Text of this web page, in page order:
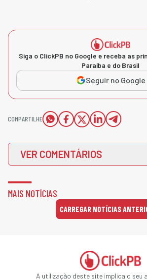
Siga o ClickPB no Google e receba as
Paraíba e do Brasil
Seguir no Google
COMPARTILHE
VER COMENTÁRIOS
MAIS NOTÍCIAS
CARREGAR NOTÍCIAS
A utilização deste site implica o seu